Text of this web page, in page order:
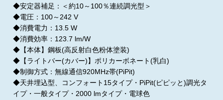
◆安定器補足：＜約10～100％連続調光型＞
◆電圧：100～242 V
◆消費電力：13.5 W
◆消費効率：123.7 lm/W
◆【本体】鋼板(高反射白色粉体塗装)
◆【ライトバー(カバー)】ポリカーボネート(乳白)
◆制御方式：無線通信920MHz帯(PiPit)
◆天井埋込型、コンフォート15タイプ・PiPit(ピピッと)調光タ
イプ・一般タイプ・2000 lmタイプ・電球色